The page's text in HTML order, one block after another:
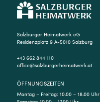
Salzburger Heimatwerk eG
Residenzplatz 9 A-5010 Salzburg
+43 662 844 110
office@salzburgerheimatwerk.at
ÖFFNUNGSZEITEN
Montag – Freitag: 10.00 – 18.00 Uhr